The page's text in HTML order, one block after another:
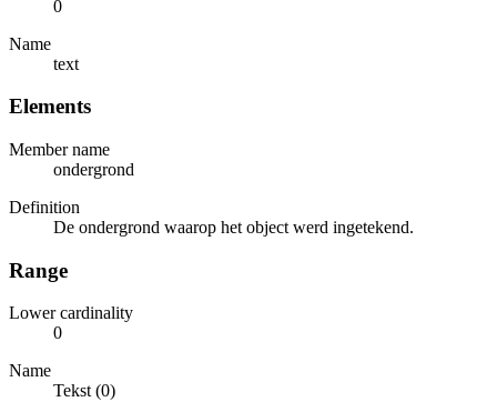
0
Name
text
Elements
Member name
ondergrond
Definition
De ondergrond waarop het object werd ingetekend.
Range
Lower cardinality
0
Name
Tekst (0)